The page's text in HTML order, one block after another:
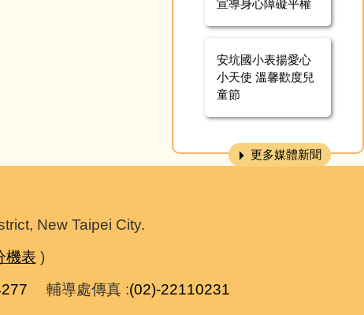
宣導身心障礙平權
安坑國小表揚愛心
小天使 溫馨歡度兒
童節
更多媒體新聞
New Taipei City.
機表 )
輔導處傳真 :(02)-22110231